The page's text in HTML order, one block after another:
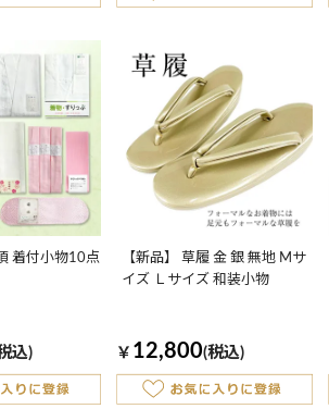
着付小物10点
込)
【新品】 草履 金 銀 無地 Mサ
イズ Ｌサイズ 和装小物
￥ 12,800(税込)